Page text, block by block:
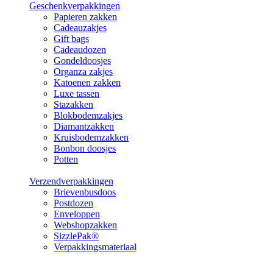
Geschenkverpakkingen
Papieren zakken
Cadeauzakjes
Gift bags
Cadeaudozen
Gondeldoosjes
Organza zakjes
Katoenen zakken
Luxe tassen
Stazakken
Blokbodemzakjes
Diamantzakken
Kruisbodemzakken
Bonbon doosjes
Potten
Verzendverpakkingen
Brievenbusdoos
Postdozen
Enveloppen
Webshopzakken
SizzlePak®
Verpakkingsmateriaal